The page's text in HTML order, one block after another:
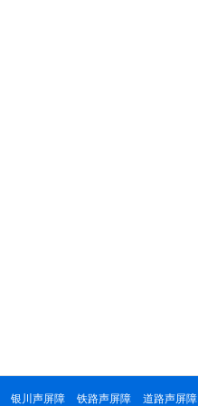
银川声屏障 铁路声屏障 道路声屏障